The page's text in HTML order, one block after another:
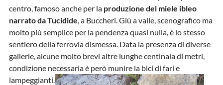
centro, famoso anche per la produzione del miele ibleo
narrato da Tucidide, a Buccheri. Giù a valle, scenografico ma
molto più semplice per la pendenza quasi nulla, è lo stesso
sentiero della ferrovia dismessa. Data la presenza di diverse
gallerie, alcune molto brevi altre lunghe centinaia di metri,
condizione necessaria è però munire la bici di fari e
lampeggianti.